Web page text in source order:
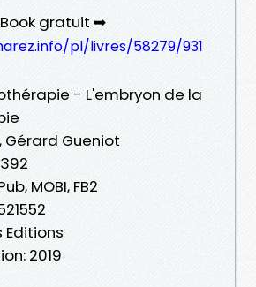
gratuit ➡
pl/livres/58279/931
- L'embryon de la
Gérard Gueniot
MOBI, FB2
Editions
2019